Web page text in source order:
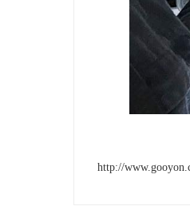
http://